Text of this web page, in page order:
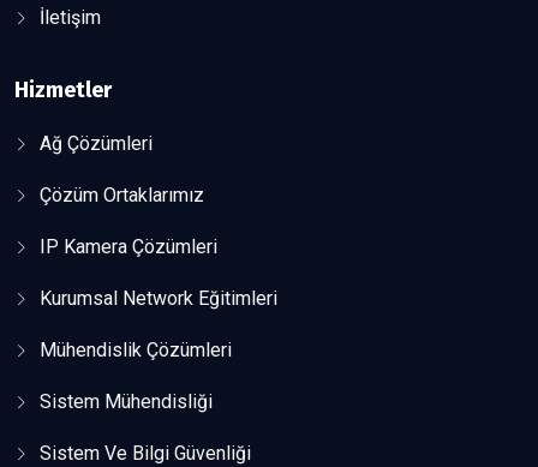
İletişim
Hizmetler
Ağ Çözümleri
Çözüm Ortaklarımız
IP Kamera Çözümleri
Kurumsal Network Eğitimleri
Mühendislik Çözümleri
Sistem Mühendisliği
Sistem Ve Bilgi Güvenliği